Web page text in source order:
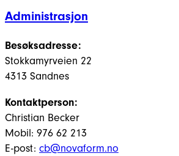
Administrasjon
Besøksadresse:
Stokkamyrveien 22
4313 Sandnes
Kontaktperson:
Christian Becker
Mobil: 976 62 213
E-post: cb@novaform.no